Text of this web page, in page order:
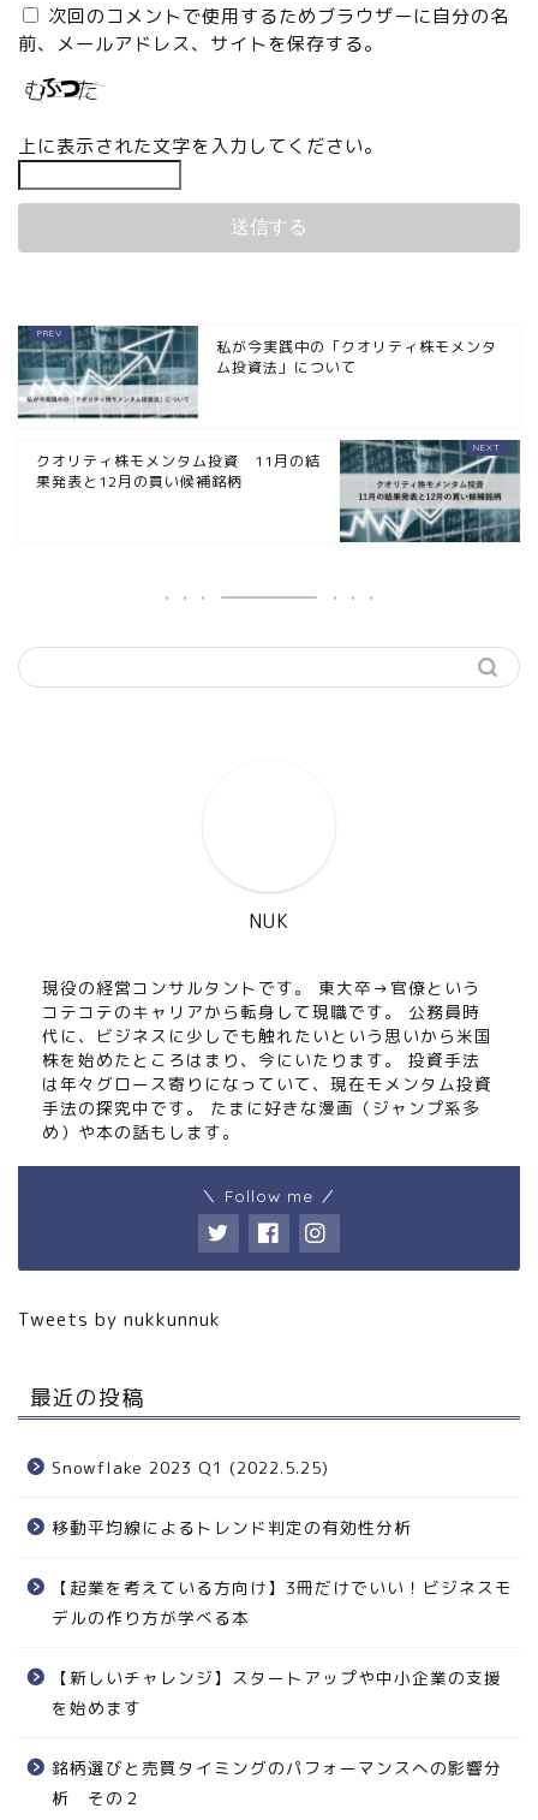
次回のコメントで使用するためブラウザーに自分の名
前、メールアドレス、サイトを保存する。
上に表示された文字を入力してください。
私が今実践中の「クオリティ株モメンタ
ム投資法」について
クオリティ株モメンタム投資 11月の結
果発表と12月の買い候補銘柄
NUK
現役の経営コンサルタントです。 東大卒→官僚という
コテコテのキャリアから転身して現職です。 公務員時
代に、ビジネスに少しでも触れたいという思いから米国
株を始めたところはまり、今にいたります。 投資手法
は年々グロース寄りになっていて、現在モメンタム投資
手法の探究中です。 たまに好きな漫画（ジャンプ系多
め）や本の話もします。
＼ Follow me ／
Tweets by nukkunnuk
最近の投稿
Snowflake 2023 Q1 (2022.5.25)
移動平均線によるトレンド判定の有効性分析
【起業を考えている方向け】3冊だけでいい！ビジネスモ
デルの作り方が学べる本
【新しいチャレンジ】スタートアップや中小企業の支援
を始めます
銘柄選びと売買タイミングのパフォーマンスへの影響分
析 その２